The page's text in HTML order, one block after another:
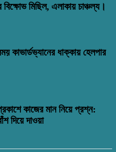
মিছিল, এলাকায় চাঞ্চল্য।
কাভার্ডভ্যানের ধাক্কায় হেলপার
কাজের মান নিয়ে প্রশ্ন:
দিয়ে দাওয়া